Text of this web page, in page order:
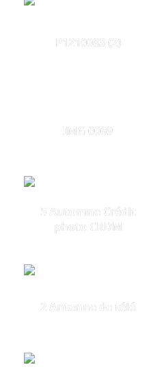
P1210083 (2)
IMG 0069
5 Automne Crédit
photo CRDM
2 Antenne de télé